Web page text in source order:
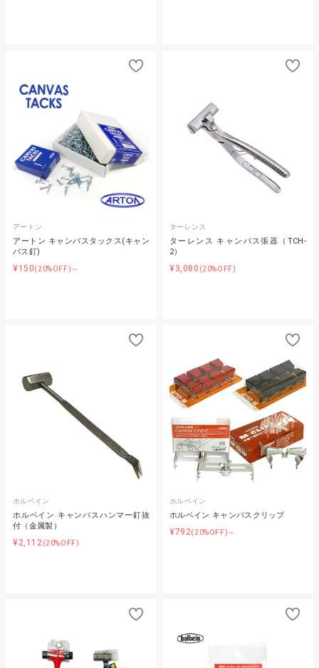
アートン
アートン キャンバスタックス(キャン
バス釘)
¥150(20%OFF)～
ターレンス
ターレンス キャンバス張器（TCH-
2）
¥3,080 (20%OFF)
ホルベイン
ホルベイン キャンバスハンマー釘抜
付（金属製）
¥2,112(20%OFF)
ホルベイン
ホルベイン キャンバスクリップ
¥792(20%OFF)～